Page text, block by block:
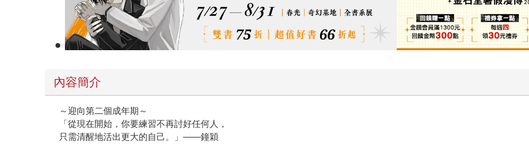
內容簡介
～迎向第二個成年期～
「從現在開始，你要練習不再討好任何人，
只需清醒地活出更大的自己。」——鐘穎